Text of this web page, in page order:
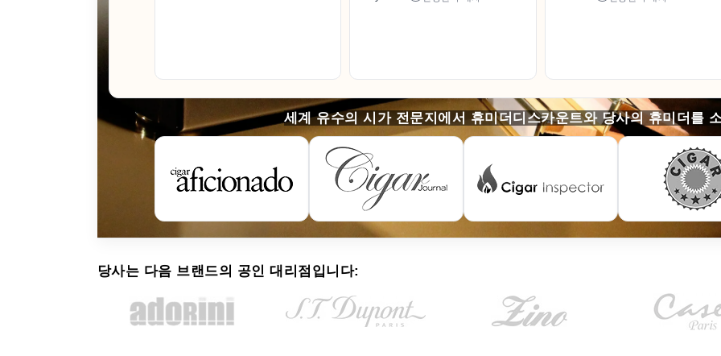
세계 유수의 시가 전문지에서 휴미더디스카운트와 당사의 휴미더를
당사는 다음 브랜드의 공인 대리점입니다: